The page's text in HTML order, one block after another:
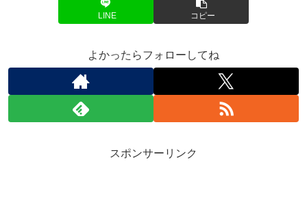
LINE コピー
よかったらフォローしてね
スポンサーリンク